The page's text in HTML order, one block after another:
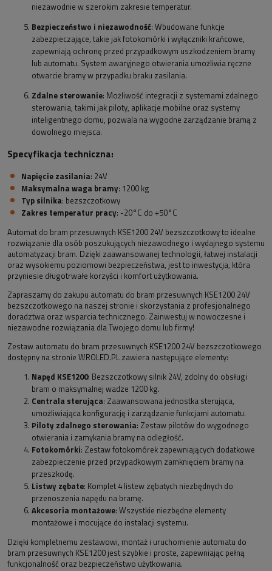
niezawodnie w szerokim zakresie temperatur.
Bezpieczeństwo i niezawodność: Wbudowane funkcje
zabezpieczające, takie jak fotokomórki i wyłączniki krańcowe,
zapewniają ochronę przed przypadkowym uszkodzeniem bramy
lub automatu. System awaryjnego otwierania umożliwia ręczne
otwarcie bramy w przypadku braku zasilania.
Zdalne sterowanie: Możliwość integracji z systemami zdalnego
sterowania, takimi jak piloty, aplikacje mobilne oraz systemy
inteligentnego domu, pozwala na wygodne zarządzanie bramą z
dowolnego miejsca.
Specyfikacja techniczna:
Napięcie zasilania: 24V
Maksymalna waga bramy: 1200 kg
Typ silnika: bezszczotkowy
Zakres temperatur pracy: -20°C do +50°C
Automat do bram przesuwnych KSE1200 24V bezszczotkowy to idealne
rozwiązanie dla osób poszukujących niezawodnego i wydajnego systemu
automatyzacji bram. Dzięki zaawansowanej technologii, łatwej instalacji
oraz wysokiemu poziomowi bezpieczeństwa, jest to inwestycja, która
przyniesie długotrwałe korzyści i komfort użytkowania.
Zapraszamy do zakupu automatu do bram przesuwnych KSE1200 24V
bezszczotkowego na naszej stronie i skorzystania z profesjonalnego
doradztwa oraz wsparcia technicznego. Zainwestuj w nowoczesne i
niezawodne rozwiązania dla Twojego domu lub firmy!
Zestaw automatu do bram przesuwnych KSE1200 24V bezszczotkowego
dostępny na stronie WROLED.PL zawiera następujące elementy:
Napęd KSE1200: Bezszczotkowy silnik 24V, zdolny do obsługi
bram o maksymalnej wadze 1200 kg.
Centrala sterująca: Zaawansowana jednostka sterująca,
umożliwiająca konfigurację i zarządzanie funkcjami automatu.
Piloty zdalnego sterowania: Zestaw pilotów do wygodnego
otwierania i zamykania bramy na odległość.
Fotokomórki: Zestaw fotokomórek zapewniających dodatkowe
zabezpieczenie przed przypadkowym zamknięciem bramy na
przeszkodę.
Listwy zębate: Komplet 4 listew zębatych niezbędnych do
przenoszenia napędu na bramę.
Akcesoria montażowe: Wszystkie niezbędne elementy
montażowe i mocujące do instalacji systemu.
Dzięki kompletnemu zestawowi, montaż i uruchomienie automatu do
bram przesuwnych KSE1200 jest szybkie i proste, zapewniając pełną
funkcjonalność oraz bezpieczeństwo użytkowania.